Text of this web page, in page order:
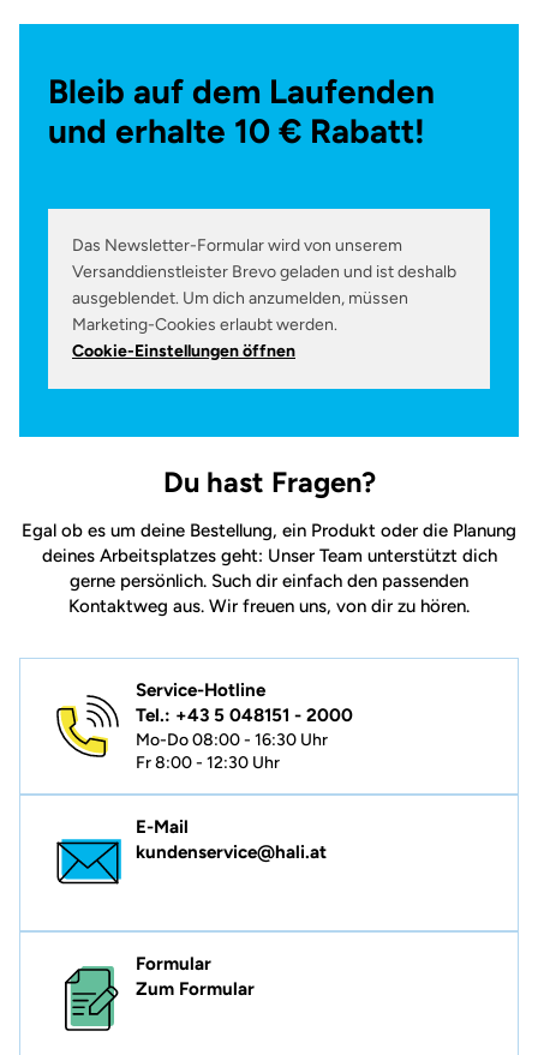
Bleib auf dem Laufenden
und erhalte 10 € Rabatt!
Das Newsletter-Formular wird von unserem
Versanddienstleister Brevo geladen und ist deshalb
ausgeblendet. Um dich anzumelden, müssen
Marketing-Cookies erlaubt werden.
Cookie-Einstellungen öffnen
Du hast Fragen?
Egal ob es um deine Bestellung, ein Produkt oder die Planung
deines Arbeitsplatzes geht: Unser Team unterstützt dich
gerne persönlich. Such dir einfach den passenden
Kontaktweg aus. Wir freuen uns, von dir zu hören.
Service-Hotline
Tel.: +43 5 048151 - 2000
Mo-Do 08:00 - 16:30 Uhr
Fr 8:00 - 12:30 Uhr
E-Mail
kundenservice@hali.at
Formular
Zum Formular